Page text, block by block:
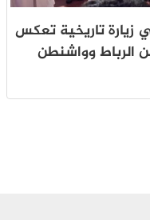
زيارة تاريخية تعكس
الرباط وواشنطن